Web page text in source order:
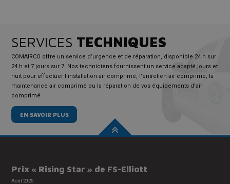
SERVICES TECHNIQUES
COMAIRCO offre un service d’urgence et de réparation, disponible 24 h sur
24 h et 7 jours sur 7. Nos techniciens fournissent un service adapté jours et
nuit pour effectuer l'installation air comprimé, l'entretien air comprimé, la
maintenance air comprimé ou la réparation de vos équipements d’air
comprimé.
EN SAVOIR PLUS
Prix « Rising Star » de FS-Elliott
Août 2025